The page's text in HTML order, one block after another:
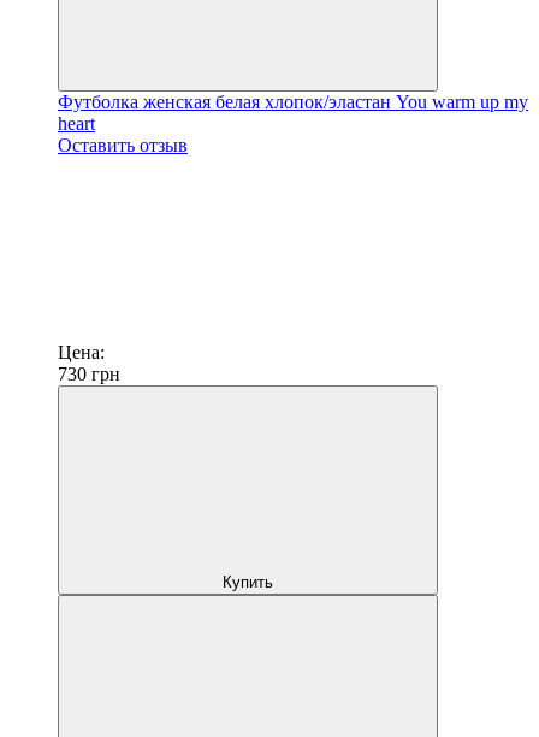
Футболка женская белая хлопок/эластан You warm up my
heart
Оставить отзыв
Цена:
730 грн
Купить